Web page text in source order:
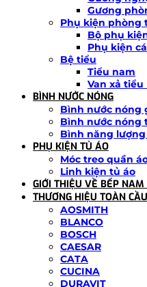
Gương
Phụ kiện phòng
Bộ phụ
Phụ kiện
Bệ tiểu
Tiểu nam
Van xả tiểu
BÌNH NƯỚC NÓNG
Bình nước nóng
Bình nước nóng
Bình năng
PHỤ KIỆN TỦ ÁO
Móc treo quần
Linh kiện tủ áo
GIỚI THIỆU VỀ BẾP NAM
THƯƠNG HIỆU TOÀN CẦU
AOSMITH
BLANCO
BOSCH
CAESAR
CATA
CUCINA
DURAVIT